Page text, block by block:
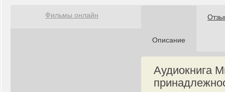
Описание
Аудиокнига
Фильмы онлайн